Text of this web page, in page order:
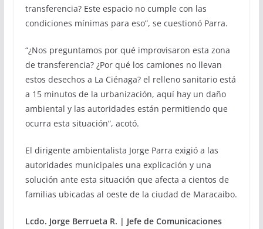
transferencia? Este espacio no cumple con las
condiciones mínimas para eso”, se cuestionó Parra.
“¿Nos preguntamos por qué improvisaron esta zona
de transferencia? ¿Por qué los camiones no llevan
estos desechos a La Ciénaga? el relleno sanitario está
a 15 minutos de la urbanización, aquí hay un daño
ambiental y las autoridades están permitiendo que
ocurra esta situación”, acotó.
El dirigente ambientalista Jorge Parra exigió a las
autoridades municipales una explicación y una
solución ante esta situación que afecta a cientos de
familias ubicadas al oeste de la ciudad de Maracaibo.
Lcdo. Jorge Berrueta R. | Jefe de Comunicaciones